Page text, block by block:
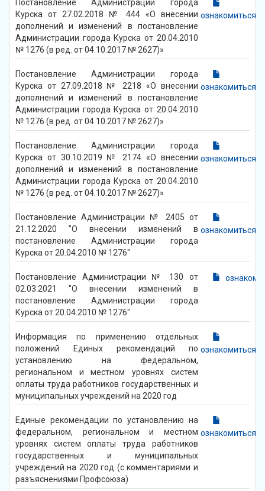
Постановление Администрации города
Курска от 27.02.2018 № 444 «О внесении
дополнений и изменений в постановление
Администрации города Курска от 20.04.2010
№ 1276 (в ред. от 04.10.2017 № 2627)»
ознакомиться
Постановление Администрации города
Курска от 27.09.2018 № 2218 «О внесении
дополнений и изменений в постановление
Администрации города Курска от 20.04.2010
№ 1276 (в ред. от 04.10.2017 № 2627)»
ознакомиться
Постановление Администрации города
Курска от 30.10.2019 № 2174 «О внесении
дополнений и изменений в постановление
Администрации города Курска от 20.04.2010
№ 1276 (в ред. от 04.10.2017 № 2627)»
ознакомиться
Постановление Администрации № 2405 от
21.12.2020 "О внесении изменений в
постановление Администрации города
Курска от 20.04.2010 № 1276"
ознакомиться
Постановление Администрации № 130 от
02.03.2021 "О внесении изменений в
постановление Администрации города
Курска от 20.04.2010 № 1276"
Информация по применению отдельных
положений Единых рекомендаций по
установлению на федеральном,
региональном и местном уровнях систем
оплаты труда работников государственных и
муниципальных учреждений на 2020 год
ознакомиться
Единые рекомендации по установлению на
федеральном, региональном и местном
уровнях систем оплаты труда работников
государственных и муниципальных
учреждений на 2020 год (с комментариями и
разъяснениями Профсоюза)
ознакомиться